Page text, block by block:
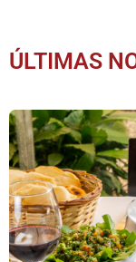
ÚLTIMAS